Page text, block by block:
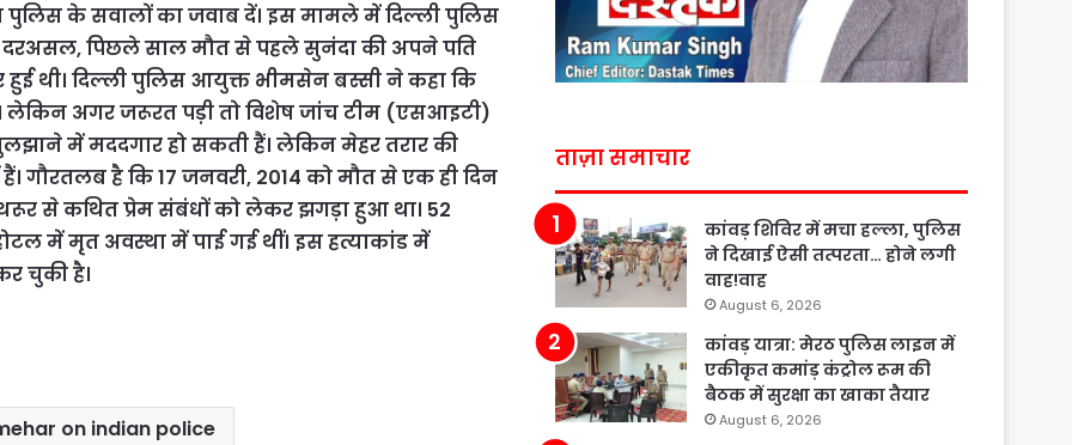
पुलिस के सवालों का जवाब दें। इस मामले में दिल्ली पुलिस
पिछले साल मौत से पहले सुनंदा की अपने पति
हुई थी। दिल्ली पुलिस आयुक्त भीमसेन बस्सी ने कहा कि
लेकिन अगर जरूरत पड़ी तो विशेष जांच टीम (एसआइटी)
में मददगार हो सकती हैं। लेकिन मेहर तरार की
गौरतलब है कि 17 जनवरी, 2014 को मौत से एक ही दिन
से कथित प्रेम संबंधों को लेकर झगड़ा हुआ था। 52
में मृत अवस्था में पाई गई थीं। इस हत्याकांड में
चुकी है।
on indian police
ताज़ा समाचार
कांवड़ शिविर में मचा हल्ला, पुलिस
ने दिखाई ऐसी तत्परता… होने लगी
वाह!वाह
August 6, 2026
कांवड़ यात्रा: मेरठ पुलिस लाइन में
एकीकृत कमांड़ कंट्रोल रूम की
बैठक में सुरक्षा का खाका तैयार
August 6, 2026